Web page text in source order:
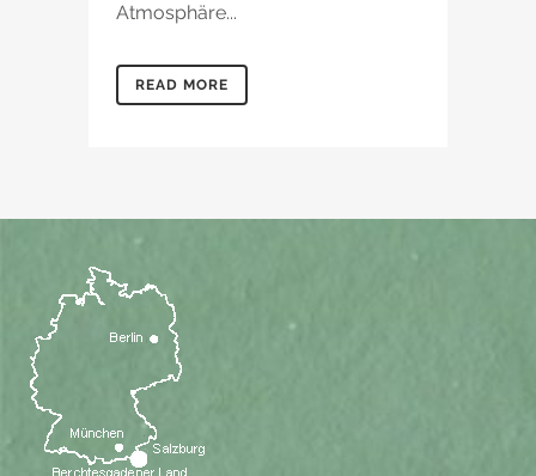
Atmosphäre...
READ MORE